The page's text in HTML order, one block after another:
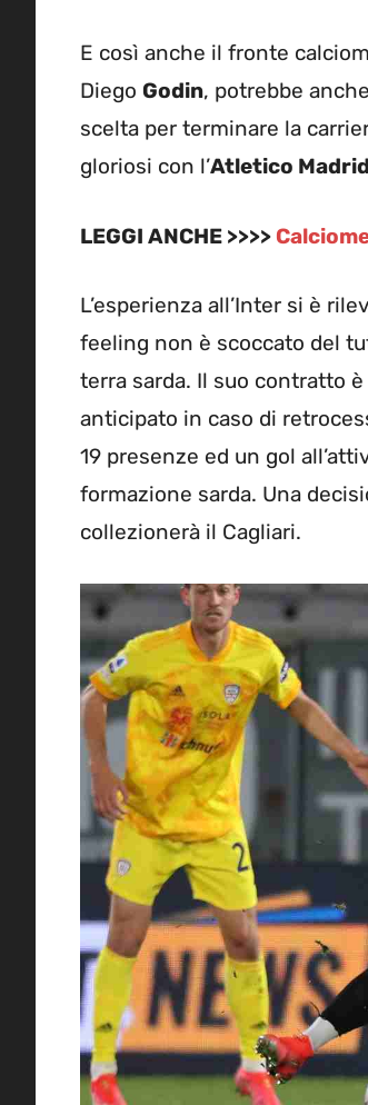
E così anche il fronte
Diego Godin, potrebbe
scelta per terminare la
gloriosi con l’Atletico Madrid
LEGGI ANCHE >>>>
L’esperienza all’Inter si è
feeling non è scoccato del
terra sarda. Il suo contratto
anticipato in caso di
19 presenze ed un gol
formazione sarda. Una
collezionerà il Cagliari.